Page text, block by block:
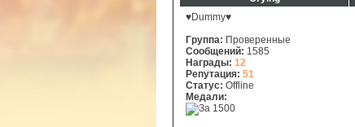
♥Dummy♥
Группа: Проверенные
Сообщений: 1585
Награды: 12
Репутация: 51
Статус: Offline
Медали: